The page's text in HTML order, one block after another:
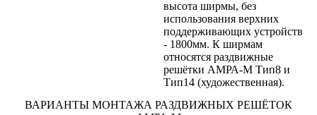
высота ширмы, без
использования верхних
поддерживающих устройств
- 1800мм. К ширмам
относятся раздвижные
решётки АМРА-М Тип8 и
Тип14 (художественная).
ВАРИАНТЫ МОНТАЖА РАЗДВИЖНЫХ РЕШЁТОК